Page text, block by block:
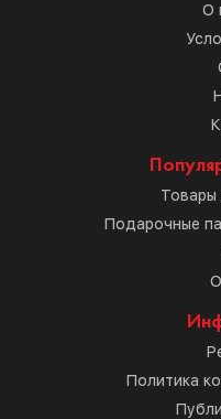
О
Товары
Подарочные
Политика